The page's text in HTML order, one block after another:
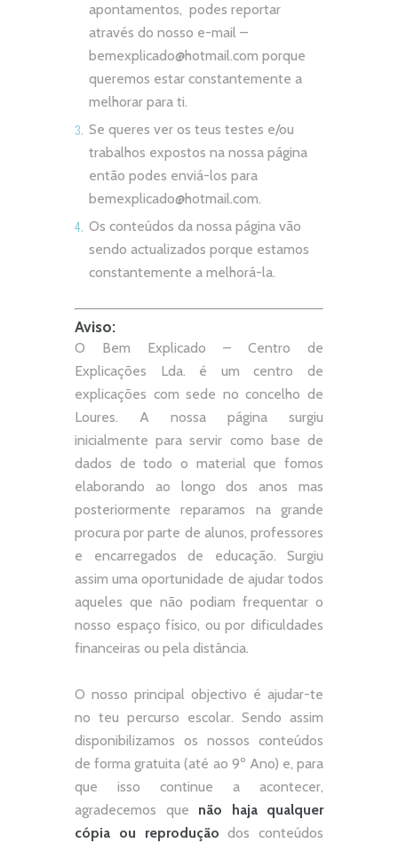
apontamentos, podes reportar
através do nosso e-mail –
bemexplicado@hotmail.com porque
queremos estar constantemente a
melhorar para ti.
Se queres ver os teus testes e/ou
trabalhos expostos na nossa página
então podes enviá-los para
bemexplicado@hotmail.com.
Os conteúdos da nossa página vão
sendo actualizados porque estamos
constantemente a melhorá-la.
Aviso:
O Bem Explicado – Centro de
Explicações Lda. é um centro de
explicações com sede no concelho de
Loures. A nossa página surgiu
inicialmente para servir como base de
dados de todo o material que fomos
elaborando ao longo dos anos mas
posteriormente reparamos na grande
procura por parte de alunos, professores
e encarregados de educação. Surgiu
assim uma oportunidade de ajudar todos
aqueles que não podiam frequentar o
nosso espaço físico, ou por dificuldades
financeiras ou pela distância.
O nosso principal objectivo é ajudar-te
no teu percurso escolar. Sendo assim
disponibilizamos os nossos conteúdos
de forma gratuita (até ao 9º Ano) e, para
que isso continue a acontecer,
agradecemos que não
haja qualquer
cópia ou reprodução dos conteúdos